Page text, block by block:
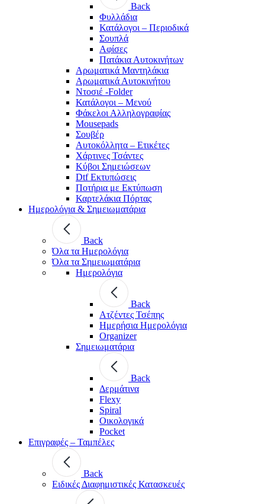
Back
Φυλλάδια
Κατάλογοι – Περιοδικά
Σουπλά
Αφίσες
Πατάκια Αυτοκινήτων
Αρωματικά Μαντηλάκια
Αρωματικά Αυτοκινήτου
Ντοσιέ -Folder
Κατάλογοι – Μενού
Φάκελοι Αλληλογραφίας
Mousepads
Σουβέρ
Αυτοκόλλητα – Ετικέτες
Χάρτινες Τσάντες
Κύβοι Σημειώσεων
Dtf Εκτυπώσεις
Ποτήρια με Εκτύπωση
Καρτελάκια Πόρτας
Ημερολόγια & Σημειωματάρια
Back
Όλα τα Ημερολόγια
Όλα τα Σημειωματάρια
Ημερολόγια
Back
Ατζέντες Τσέπης
Ημερήσια Ημερολόγια
Organizer
Σημειωματάρια
Back
Δερμάτινα
Flexy
Spiral
Οικολογικά
Pocket
Επιγραφές – Ταμπέλες
Back
Ειδικές Διαφημιστικές Κατασκευές